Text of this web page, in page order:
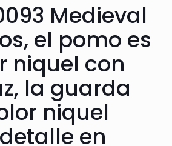
Medieval
el pomo es
niquel con
la guarda
niquel
en